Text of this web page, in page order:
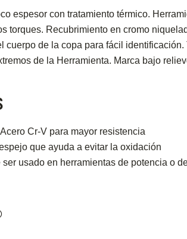
espesor con tratamiento térmico.
torques. Recubrimiento en cromo
cuerpo de la copa para fácil identificación.
de la Herramienta. Marca bajo
Cr-V para mayor resistencia
que ayuda a evitar la oxidación
usado en herramientas de potencia o